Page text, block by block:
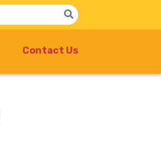
Contact Us